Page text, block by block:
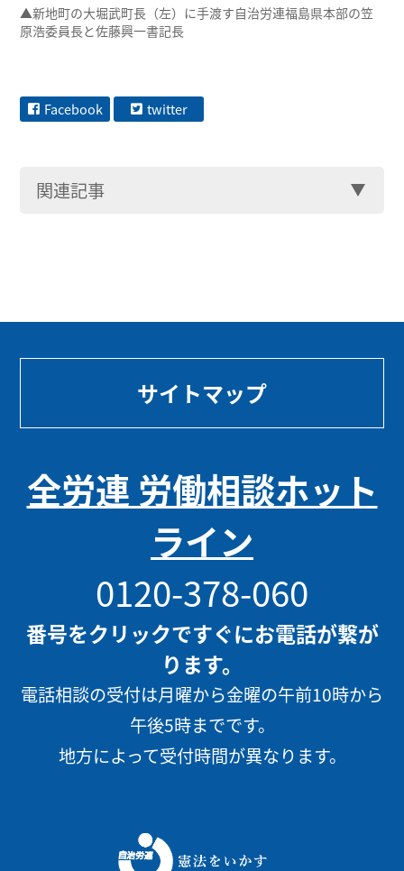
▲新地町の大堀武町長（左）に手渡す自治労連福島県本部の笠
原浩委員長と佐藤興一書記長
Facebook twitter
関連記事
サイトマップ
全労連 労働相談ホット
ライン
0120-378-060
番号をクリックですぐにお電話が繋が
ります。
電話相談の受付は月曜から金曜の午前10時から
午後5時までです。
地方によって受付時間が異なります。